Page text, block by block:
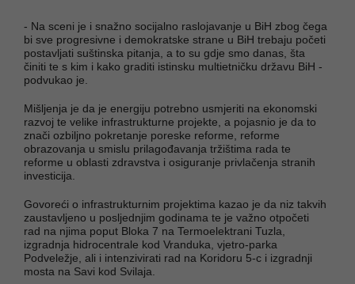
- Na sceni je i snažno socijalno raslojavanje u BiH zbog čega
bi sve progresivne i demokratske strane u BiH trebaju početi
postavljati suštinska pitanja, a to su gdje smo danas, šta
činiti te s kim i kako graditi istinsku multietničku državu BiH -
podvukao je.
Mišljenja je da je energiju potrebno usmjeriti na ekonomski
razvoj te velike infrastrukturne projekte, a pojasnio je da to
znači ozbiljno pokretanje poreske reforme, reforme
obrazovanja u smislu prilagođavanja tržištima rada te
reforme u oblasti zdravstva i osiguranje privlačenja stranih
investicija.
Govoreći o infrastrukturnim projektima kazao je da niz takvih
zaustavljeno u posljednjim godinama te je važno otpočeti
rad na njima poput Bloka 7 na Termoelektrani Tuzla,
izgradnja hidrocentrale kod Vranduka, vjetro-parka
Podveležje, ali i intenzivirati rad na Koridoru 5-c i izgradnji
mosta na Savi kod Svilaja.